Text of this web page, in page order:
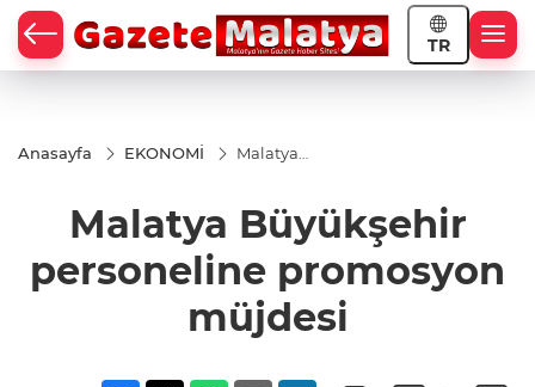
TR
Anasayfa EKONOMİ
Malatya
promosyon
müjdesi
Malatya Büyükşehir
personeline promosyon
müjdesi